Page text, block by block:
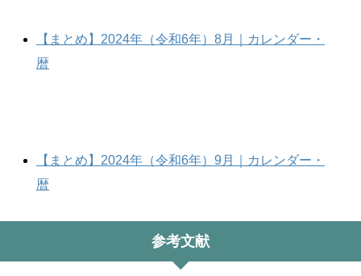
【まとめ】2024年（令和6年）8月｜カレンダー・
暦
【まとめ】2024年（令和6年）9月｜カレンダー・
暦
参考文献